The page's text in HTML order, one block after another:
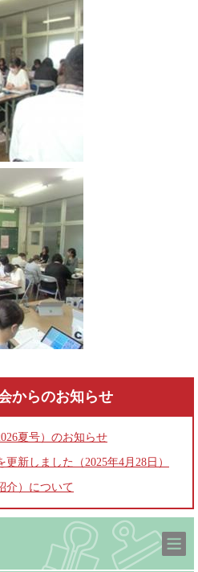
からのお知らせ
夏号）のお知らせ
新しました（2025年4月28日）
介）について